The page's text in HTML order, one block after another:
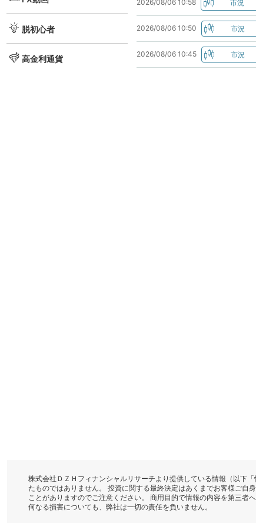
脱初心者
高金利通貨
2026/08/06 10:58
2026/08/06 10:50
2026/08/06 10:45
株式会社ＤＺＨフィナンシャルリサーチより提供している情報（以下
たものではありません。 投資に関する最終決定はあくまでお客様ご自
ことがありますのでご注意ください。 商用目的で情報の内容を第三
何なる損害についても、弊社は一切の責任を負いません。